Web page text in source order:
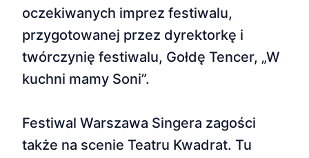
oczekiwanych imprez festiwalu,
przygotowanej przez dyrektorkę i
twórczynię festiwalu, Gołdę Tencer, „W
kuchni mamy Soni”.
Festiwal Warszawa Singera zagości
także na scenie Teatru Kwadrat. Tu